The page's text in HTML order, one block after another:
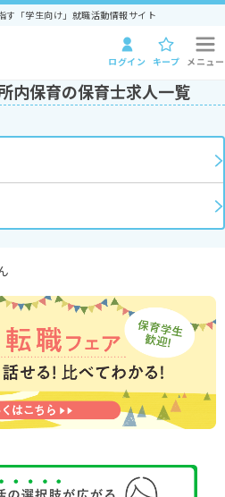
す「学生向け」就職活動情報サイト
ログイン キープ メニュー
内保育の保育士求人一覧